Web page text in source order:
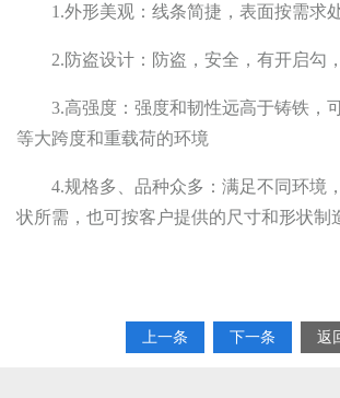
1.外形美观：线条简捷，表面按需求
2.防盗设计：防盗，安全，有开启勾
3.高强度：强度和韧性远高于铸铁，
等大跨度和重载荷的环境
4.规格多、品种众多：满足不同环境
状所需，也可按客户提供的尺寸和形状制
上一条 下一条 返